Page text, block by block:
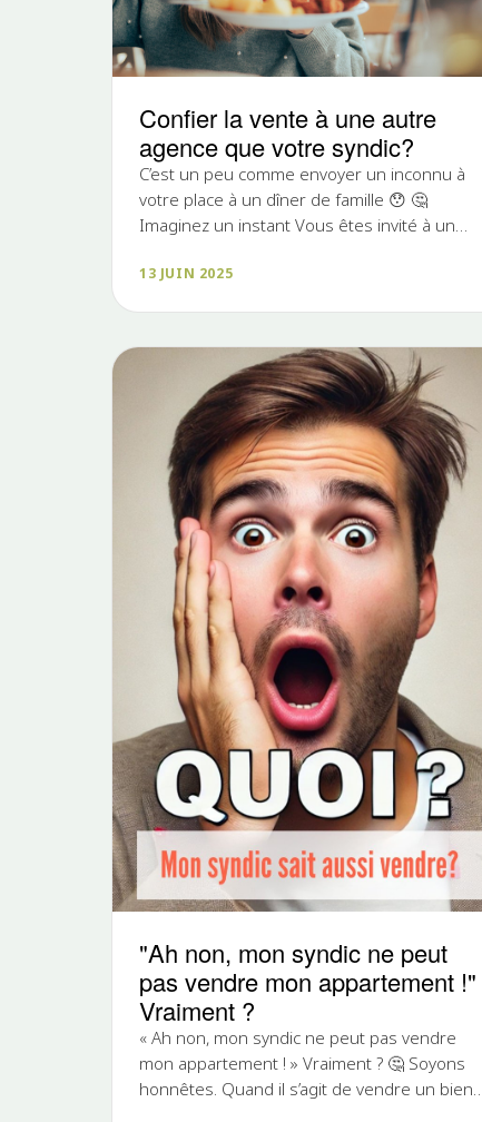
Confier la vente à une autre
agence que votre syndic?
C’est un peu comme envoyer un inconnu à
votre place à un dîner de famille 😯 🤔
Imaginez un instant Vous êtes invité à un
13 JUIN 2025
"Ah non, mon syndic ne peut
pas vendre mon appartement !"
Vraiment ?
« Ah non, mon syndic ne peut pas vendre
mon appartement ! » Vraiment ? 🤔 Soyons
honnêtes. Quand il s’agit de vendre un bien